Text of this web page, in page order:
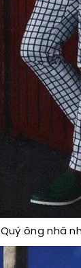
Quý ông nhã